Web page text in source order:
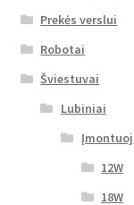
Prekės verslui
Robotai
Šviestuvai
Lubiniai
12W
18W